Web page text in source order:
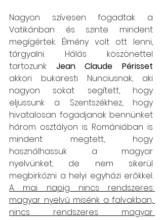
Nagyon szívesen fogadtak a
Vatikánban és szinte mindent
megígértek. Élmény volt ott lenni,
tárgyalni. Hálás köszönettel
tartozunk Jean Claude Périsset
akkori bukaresti Nunciusnak, aki
nagyon sokat segített, hogy
eljussunk a Szentszékhez, hogy
hivatalosan fogadjanak bennünket
három osztályon is. Romániában is
mindent megtett, hogy
használhassuk a magyar
nyelvünket, de nem sikerül
A mai napig nincs rendszeres
magyar nyelvű misénk a falvakban,
nincs rendszeres magyar